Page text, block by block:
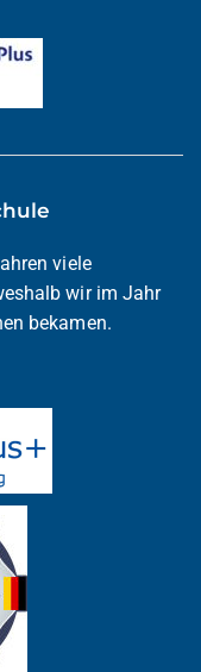
viele
wir im Jahr
bekamen.